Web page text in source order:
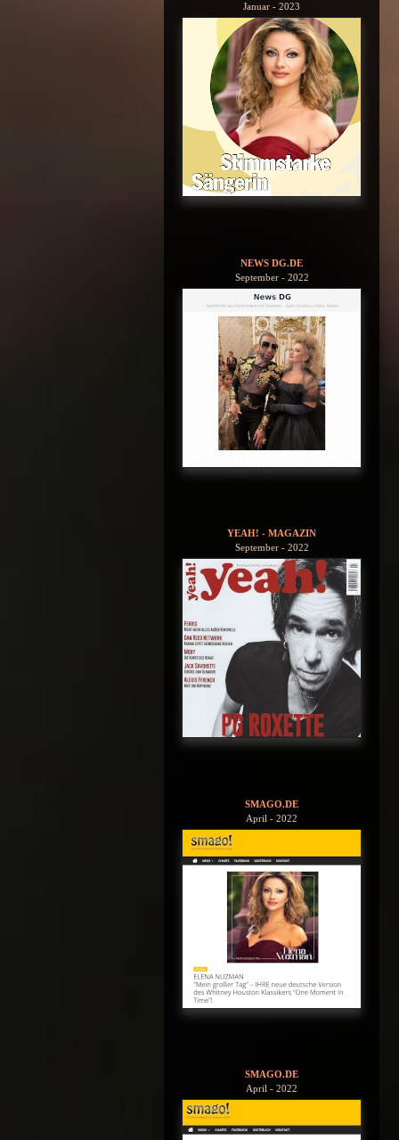
Januar - 2023
NEWS DG.DE
September - 2022
YEAH! - MAGAZIN
September - 2022
SMAGO.DE
April - 2022
SMAGO.DE
April - 2022